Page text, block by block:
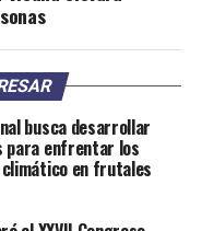
busca desarrollar
para enfrentar los
en frutales